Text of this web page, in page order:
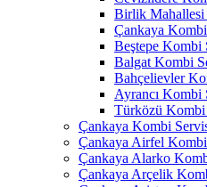
Birlik
Çankaya
Beştepe Kombi
Balgat Kombi
Bahçelievler
Ayrancı Kombi
Türközü Kombi
Çankaya Kombi
Çankaya Airfel
Çankaya Alarko
Çankaya Arçelik